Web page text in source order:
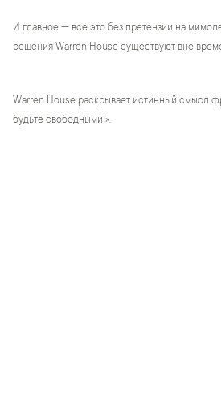
И главное — все это без претензии на
решения Warren House существуют вне
Warren House раскрывает истинный смысл
будьте свободными!».